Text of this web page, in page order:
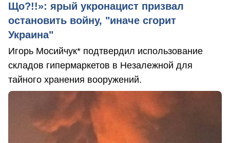
Що?!!»: ярый укронацист призвал
остановить войну, "иначе сгорит
Украина"
Игорь Мосийчук* подтвердил использование
складов гипермаркетов в Незалежной для
тайного хранения вооружений.